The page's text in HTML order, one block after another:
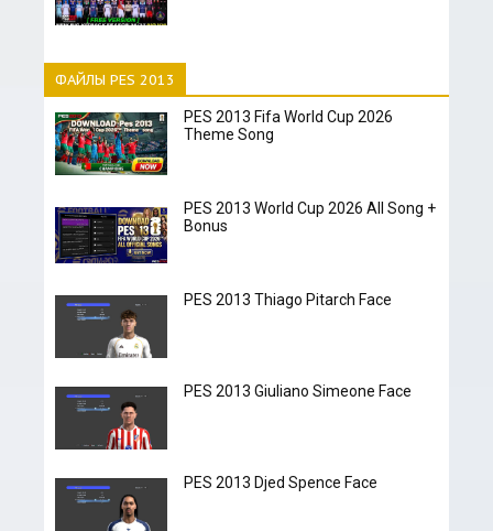
ФАЙЛЫ PES 2013
PES 2013 Fifa World Cup 2026
Theme Song
PES 2013 World Cup 2026 All Song +
Bonus
PES 2013 Thiago Pitarch Face
PES 2013 Giuliano Simeone Face
PES 2013 Djed Spence Face